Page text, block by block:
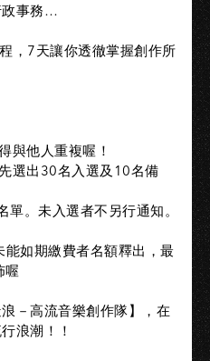
政事務…​
，7天讓你透徹掌握創作所
與他人重複喔！​
選出30名入選及10名備
。未入選者不另行通知。​
如期繳費者名額釋出，最
喔​
－高流音樂創作隊】，在
浪潮！！​